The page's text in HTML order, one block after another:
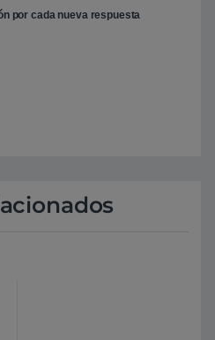
por cada nueva respuesta